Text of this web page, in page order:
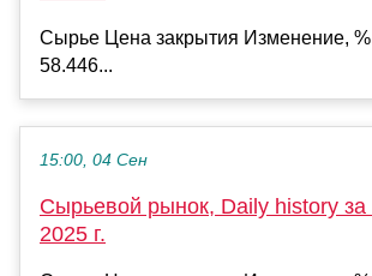
Сырье Цена закрытия Изменение,
58.446...
15:00, 04 Сен
Сырьевой рынок, Daily history за
2025 г.